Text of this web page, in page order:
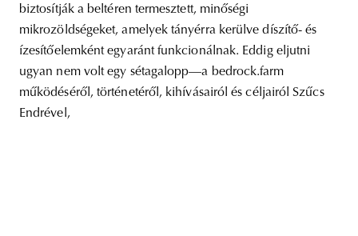
budapest poland
biztosítják a beltéren termesztett, minőségi
mikrozöldségeket, amelyek tányérra kerülve díszítő- és
ízesítőelemként egyaránt funkcionálnak. Eddig eljutni
ugyan nem volt egy sétagalopp—a bedrock.farm
működéséről, történetéről, kihívásairól és céljairól Szűcs
Endrével,